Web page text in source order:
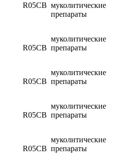
R05CB муколитические
препараты
R05CB
муколитические
препараты
R05CB
муколитические
препараты
R05CB
муколитические
препараты
R05CB
муколитические
препараты